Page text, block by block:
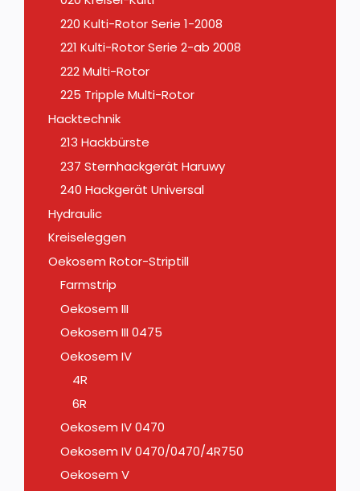
220 Kulti-Rotor Serie 1-2008
221 Kulti-Rotor Serie 2-ab 2008
222 Multi-Rotor
225 Tripple Multi-Rotor
Hacktechnik
213 Hackbürste
237 Sternhackgerät Haruwy
240 Hackgerät Universal
Hydraulic
Kreiseleggen
Oekosem Rotor-Striptill
Farmstrip
Oekosem III
Oekosem III 0475
Oekosem IV
4R
6R
Oekosem IV 0470
Oekosem IV 0470/0470/4R750
Oekosem V